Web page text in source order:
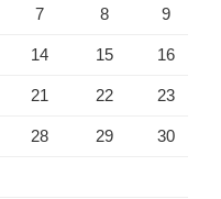
7 8 9
14 15 16
21 22 23
28 29 30